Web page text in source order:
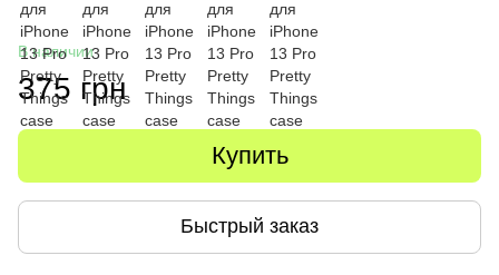
В наличии
375 грн
Купить
Быстрый заказ